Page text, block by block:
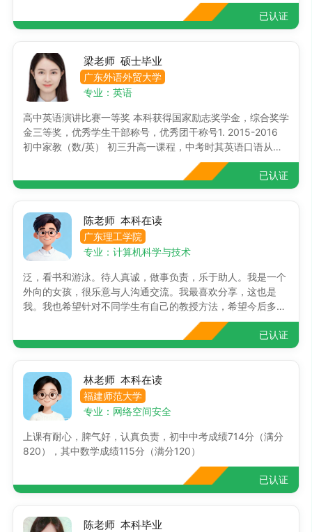
已认证
梁老师 硕士毕业
广东外语外贸大学
专业：英语
高中英语演讲比赛一等奖 本科获得国家励志奖学金，综合奖学
金三等奖，优秀学生干部称号，优秀团干称号1. 2015-2016
初中家教（数/英） 初三升高一课程，中考时其英语口语从一
般提高到班里中上，高一时，数学全班第一。家长反馈是学生
最喜欢的家教老师。 2.2015-2015 小升初家教（数/英） 重点
帮一个六年级女生预习学习初一数学英语课程，学生目前还保
2015 初升高家教（数学） 辅导初三男生预习数学 4..2016-
2017
已认证
陈老师 本科在读
广东理工学院
专业：计算机科学与技术
泛，看书和游泳。待人真诚，做事负责，乐于助人。我是一个
外向的女孩，很乐意与人沟通交流。我最喜欢分享，这也是
我。我也希望针对不同学生有自己的教授方法，希望今后多和
家长沟通积极主动学习专业相关技能，而课余时间相对充裕，
希望可以胜任这份本人女 在读大学生 暑假辅导学生初中数学
物理 主要以基础为主 课余时间也可辅导 收费合理 授课较为灵
球，看书和游泳。待人真诚，做事负责，乐于助人。我是一个
外向的女孩，很乐意与人沟通交流。我最喜欢分享，这也是
我。我也希望针对不同学生有自己的教授方法，希望今后多和
家长沟通积极主动学习专业相关技能，而课余时间相对充裕，
希望可以胜任这份家教工作
已认证
林老师 本科在读
福建师范大学
专业：网络空间安全
上课有耐心，脾气好，认真负责，初中中考成绩714分（满分
820），其中数学成绩115分（满分120）
已认证
陈老师 本科毕业